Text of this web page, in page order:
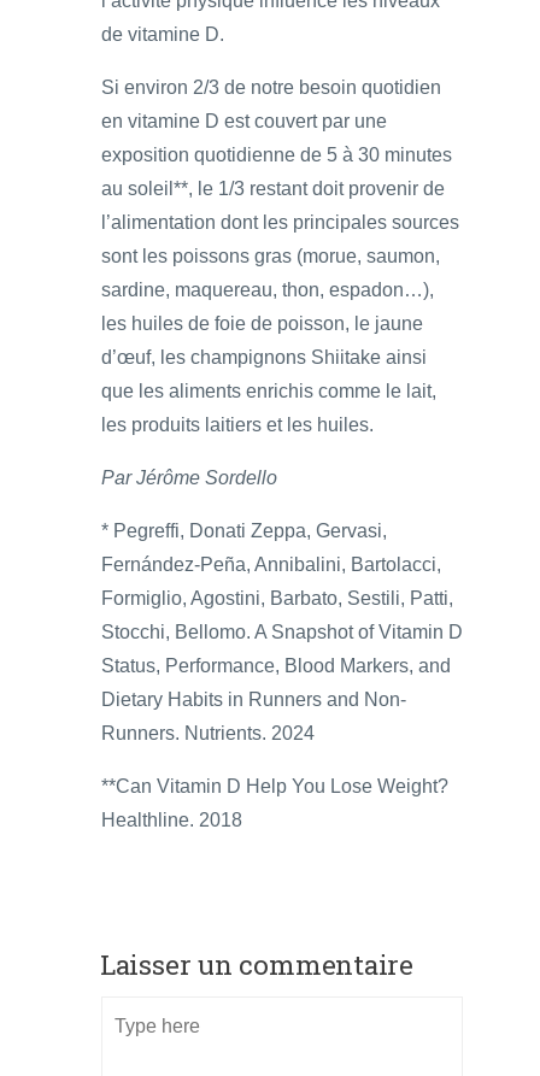
de vitamine D.
Si environ 2/3 de notre besoin quotidien
en vitamine D est couvert par une
exposition quotidienne de 5 à 30 minutes
au soleil**, le 1/3 restant doit provenir de
l’alimentation dont les principales sources
sont les poissons gras (morue, saumon,
sardine, maquereau, thon, espadon…),
les huiles de foie de poisson, le jaune
d’œuf, les champignons Shiitake ainsi
que les aliments enrichis comme le lait,
les produits laitiers et les huiles.
Par Jérôme Sordello
* Pegreffi, Donati Zeppa, Gervasi,
Fernández-Peña, Annibalini, Bartolacci,
Formiglio, Agostini, Barbato, Sestili, Patti,
Stocchi, Bellomo. A Snapshot of Vitamin D
Status, Performance, Blood Markers, and
Dietary Habits in Runners and Non-
Runners. Nutrients. 2024
**Can Vitamin D Help You Lose Weight?
Healthline. 2018
Laisser un commentaire